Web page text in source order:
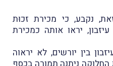
נקבע, כי מכירת זכוּת
יראו אותה כמכירת
בין יורשים, לא יראוה